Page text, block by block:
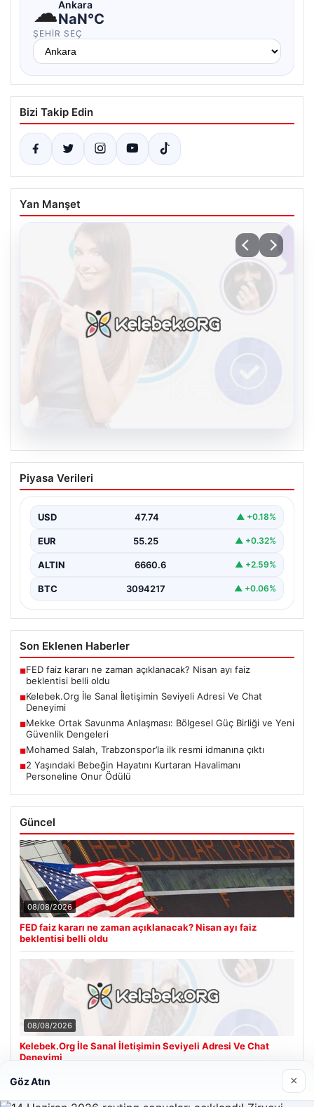
☁Ankara
NaN°C
ŞEHIR SEÇ
Bizi Takip Edin
Yan Manşet
Kelebek.Org İle Sanal İletişimin Seviyeli
Adresi Ve Chat Deneyimi
iletişim kurması büyük bir önem barındırmaktadır.
Günümüzde birçok…
Piyasa Verileri
USD 47.74 ▲ +0.18%
EUR 55.25 ▲ +0.32%
ALTIN 6660.6 ▲ +2.59%
BTC 3094217 ▲ +0.06%
Son Eklenen Haberler
■FED faiz kararı ne zaman açıklanacak? Nisan ayı faiz
beklentisi belli oldu
■Kelebek.Org İle Sanal İletişimin Seviyeli Adresi Ve Chat
Deneyimi
■Mekke Ortak Savunma Anlaşması: Bölgesel Güç Birliği ve Yeni
Güvenlik Dengeleri
■Mohamed Salah, Trabzonspor’la ilk resmi idmanına çıktı
■2 Yaşındaki Bebeğin Hayatını Kurtaran Havalimanı
Personeline Onur Ödülü
Güncel
08/08/2026
FED faiz kararı ne zaman açıklanacak? Nisan ayı faiz
beklentisi belli oldu
08/08/2026
Kelebek.Org İle Sanal İletişimin Seviyeli Adresi Ve Chat
Deneyimi
Göz Atın ×